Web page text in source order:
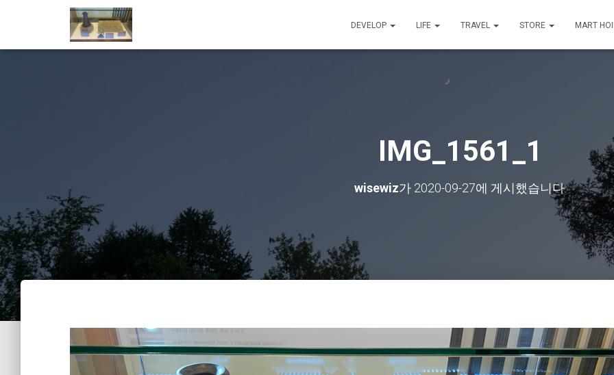
DEVELOP LIFE TRAVEL STORE MART
IMG_1561_1
wisewiz가 2020-09-27에 게시했습니다.